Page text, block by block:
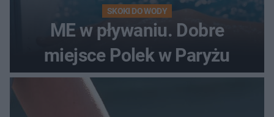
SKOKI DO WODY
ME w pływaniu. Dobre
miejsce Polek w Paryżu